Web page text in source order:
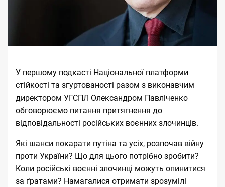
У першому подкасті Національної платформи
стійкості та згуртованості разом з виконавчим
директором УГСПЛ Олександром Павліченко
обговорюємо питання притягнення до
відповідальності російських воєнних злочинців.
Які шанси покарати путіна та усіх, розпочав війну
проти України? Що для цього потрібно зробити?
Коли російські воєнні злочинці можуть опинитися
за ґратами? Намагалися отримати зрозумілі